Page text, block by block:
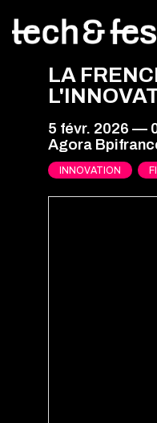
LA
5 févr. 2026 —
Agora
INNOVATION